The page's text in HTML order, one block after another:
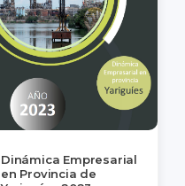
Dinámica Empresarial
en Provincia de